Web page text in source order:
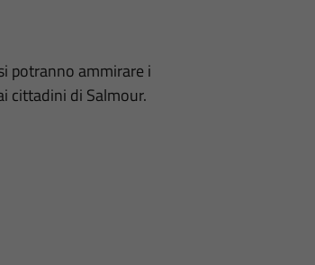
potranno ammirare i
cittadini di Salmour.